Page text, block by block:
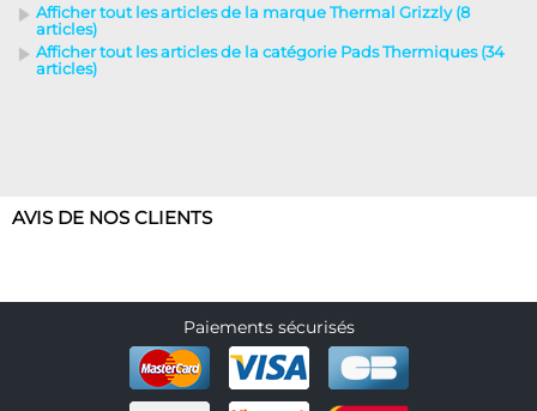
Afficher tout les articles de la marque Thermal Grizzly (8
articles)
Afficher tout les articles de la catégorie Pads Thermiques (34
articles)
AVIS DE NOS CLIENTS
Paiements sécurisés